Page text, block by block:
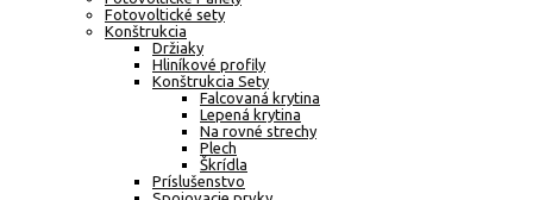
Fotovoltické sety
Konštrukcia
Držiaky
Hliníkové profily
Konštrukcia Sety
Falcovaná krytina
Lepená krytina
Na rovné strechy
Plech
Škrídla
Príslušenstvo